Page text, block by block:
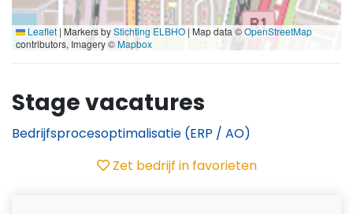
Leaflet | Markers byStichting ELBHO | Map data ©OpenStreetMap
contributors, Imagery ©Mapbox
Stage vacatures
Bedrijfsprocesoptimalisatie (ERP / AO)
Zet bedrijf in favorieten